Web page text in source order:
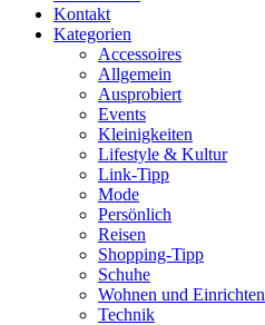
Kontakt
Kategorien
Accessoires
Allgemein
Ausprobiert
Events
Kleinigkeiten
Lifestyle & Kultur
Link-Tipp
Mode
Persönlich
Reisen
Shopping-Tipp
Schuhe
Wohnen und Einrichten
Technik